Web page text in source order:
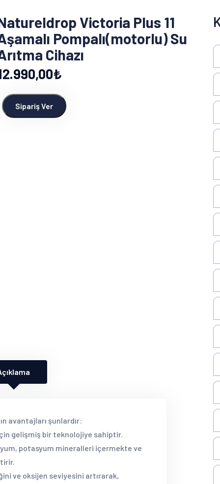
Victoria Plus 11
Pompalı(motorlu) Su
Cihazı
Sipariş Ver
avantajları şunlardır:
gelişmiş bir teknolojiye sahiptir.
potasyum mineralleri içermekte ve
ve oksijen seviyesini artırarak,